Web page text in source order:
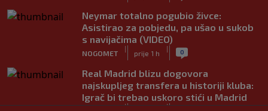
Neymar totalno pogubio živce:
Asistirao za pobjedu, pa ušao u sukob
s navijačima (VIDEO)
NOGOMET
|
prije 1 h
| 0
Real Madrid blizu dogovora
najskupljeg transfera u historiji kluba:
Igrač bi trebao uskoro stići u Madrid
| |